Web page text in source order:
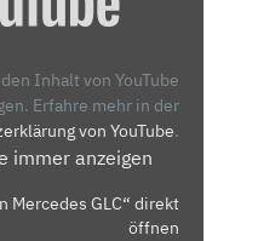
Inhalt von YouTube
Erfahre mehr in der
von YouTube.
immer anzeigen
Mercedes GLC“ direkt
öffnen